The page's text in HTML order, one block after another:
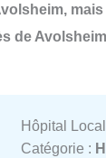
de
Hôpital
Catégorie :